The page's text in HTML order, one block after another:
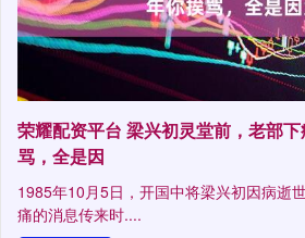
荣耀配资平台 梁兴初灵堂前，老部
骂，全是因
1985年10月5日，开国中将梁兴初因病逝
痛的消息传来时....